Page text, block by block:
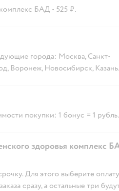
БАД - 525 ₽.
города: Москва, Санкт-
Воронеж, Новосибирск, Казань.
покупки: 1 бонус = 1 рубль.
здоровья комплекс
Для этого выберите оплату
сразу, а остальные три